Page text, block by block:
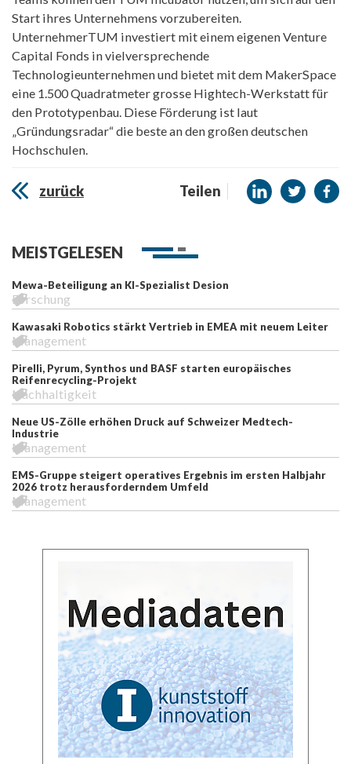
Start ihres Unternehmens vorzubereiten.
UnternehmerTUM investiert mit einem eigenen Venture
Capital Fonds in vielversprechende
Technologieunternehmen und bietet mit dem MakerSpace
eine 1.500 Quadratmeter grosse Hightech-Werkstatt für
den Prototypenbau. Diese Förderung ist laut
„Gründungsradar“ die beste an den großen deutschen
Hochschulen.
zurück Teilen
MEISTGELESEN
Mewa-Beteiligung an KI-Spezialist Desion
Forschung
Kawasaki Robotics stärkt Vertrieb in EMEA mit neuem Leiter
Management
Pirelli, Pyrum, Synthos und BASF starten europäisches
Reifenrecycling-Projekt
Nachhaltigkeit
Neue US-Zölle erhöhen Druck auf Schweizer Medtech-
Industrie
Management
EMS-Gruppe steigert operatives Ergebnis im ersten Halbjahr
2026 trotz herausforderndem Umfeld
Management